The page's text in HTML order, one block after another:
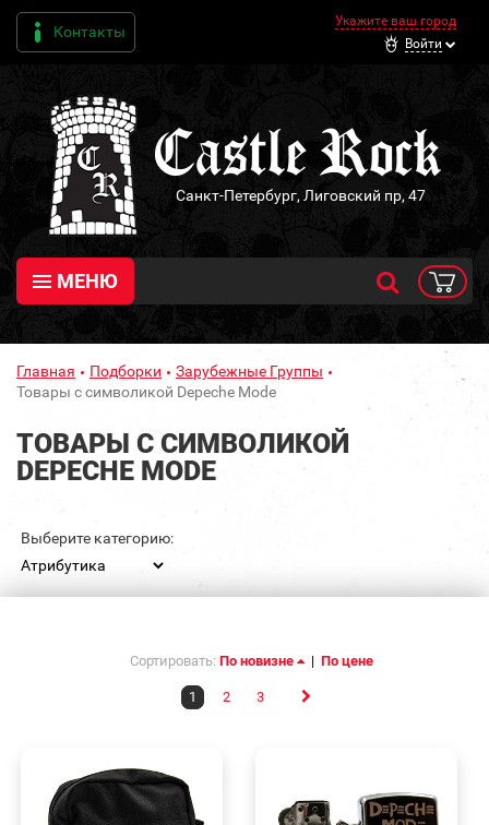
Контакты
Укажите ваш город
Войти
Санкт-Петербург, Лиговский пр, 47
МЕНЮ
Главная Подборки
Зарубежные Группы
Товары с символикой Depeche Mode
ТОВАРЫ С СИМВОЛИКОЙ
DEPECHE MODE
Выберите категорию:
Сортировать: По новизне | По цене
1 2 3